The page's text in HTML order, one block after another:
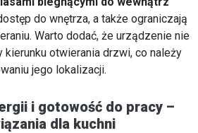
do wnętrza, a także ograniczają
Warto dodać, że urządzenie nie
kierunku otwierania drzwi, co należy
jego lokalizacji.
i gotowość do pracy –
dla kuchni